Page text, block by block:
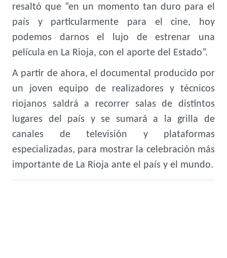
resaltó que “en un momento tan duro para el
país y particularmente para el cine, hoy
podemos darnos el lujo de estrenar una
película en La Rioja, con el aporte del Estado”.
A partir de ahora, el documental producido por
un joven equipo de realizadores y técnicos
riojanos saldrá a recorrer salas de distintos
lugares del país y se sumará a la grilla de
canales de televisión y plataformas
especializadas, para mostrar la celebración más
importante de La Rioja ante el país y el mundo.